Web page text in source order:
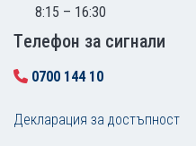
8:15 – 16:30
Tелефон за сигнали
0700 144 10
Декларация за достъпност